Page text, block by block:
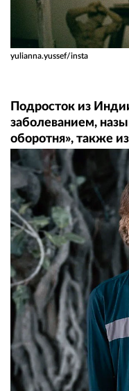
yulianna.yussef/insta
Подросток из
заболеванием,
оборотня», также